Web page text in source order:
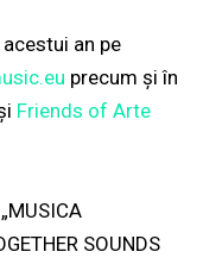
an pe
precum și în
Friends of Arte
SOUNDS